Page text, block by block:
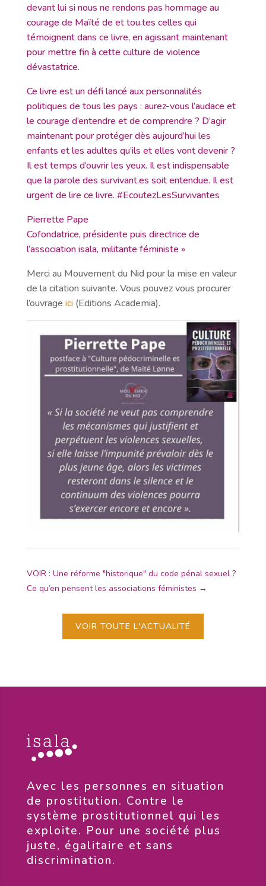
devant lui si nous ne rendons pas hommage au
courage de Maïté de et tou.tes celles qui
témoignent dans ce livre, en agissant maintenant
pour mettre fin à cette culture de violence
dévastatrice.
Ce livre est un défi lancé aux personnalités
politiques de tous les pays : aurez-vous l’audace et
le courage d’entendre et de comprendre ? D’agir
maintenant pour protéger dès aujourd’hui les
enfants et les adultes qu’ils et elles vont devenir ?
Il est temps d’ouvrir les yeux. Il est indispensable
que la parole des survivant.es soit entendue. Il est
urgent de lire ce livre. #EcoutezLesSurvivantes
Pierrette Pape
Cofondatrice, présidente puis directrice de
l’association isala, militante féministe »
Merci au Mouvement du Nid pour la mise en valeur
de la citation suivante. Vous pouvez vous procurer
l’ouvrage ici(Editions Academia).
VOIR : Une réforme "historique" du code pénal sexuel ?
Ce qu’en pensent les associations féministes →
VOIR TOUTE L'ACTUALITÉ
​Avec les personnes en situation
de prostitution. Contre le
système prostitutionnel qui les
exploite. Pour une société plus
juste, égalitaire et sans
discrimination.